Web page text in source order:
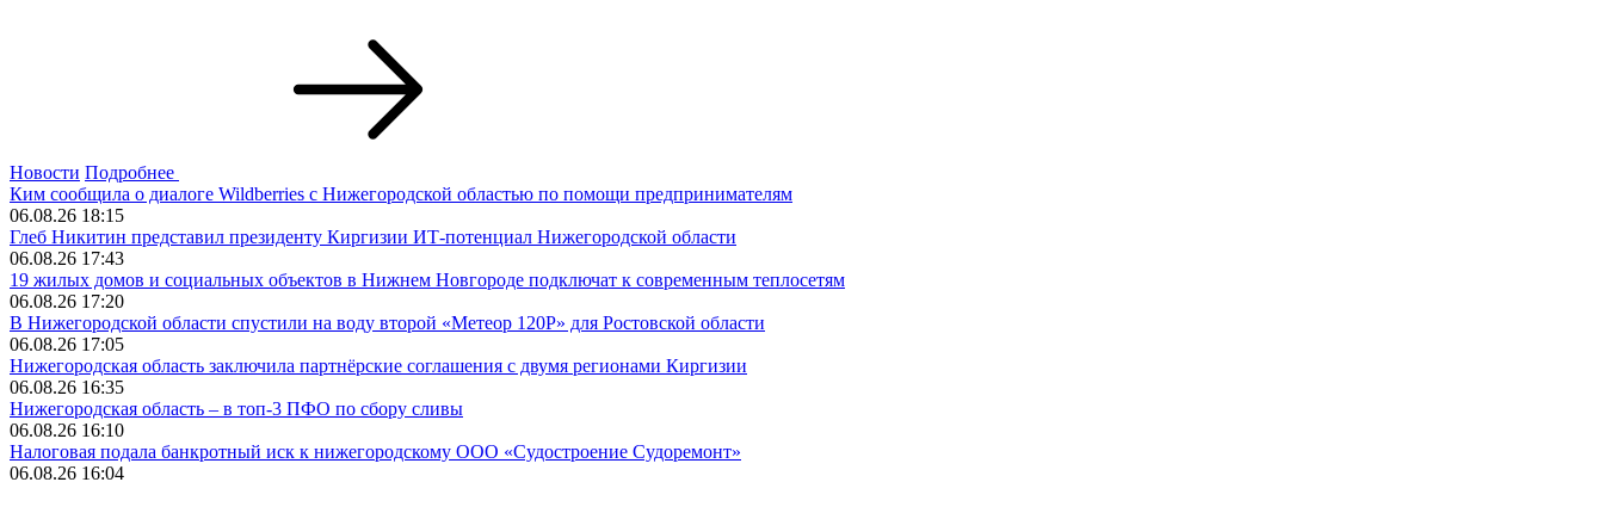
Новости Подробнее
Ким сообщила о диалоге Wildberries с Нижегородской областью по помощи предпринимателям
06.08.26 18:15
Глеб Никитин представил президенту Киргизии ИТ-потенциал Нижегородской области
06.08.26 17:43
19 жилых домов и социальных объектов в Нижнем Новгороде подключат к современным теплосетям
06.08.26 17:20
В Нижегородской области спустили на воду второй «Метеор 120Р» для Ростовской области
06.08.26 17:05
Нижегородская область заключила партнёрские соглашения с двумя регионами Киргизии
06.08.26 16:35
Нижегородская область – в топ-3 ПФО по сбору сливы
06.08.26 16:10
Налоговая подала банкротный иск к нижегородскому ООО «Судостроение Судоремонт»
06.08.26 16:04